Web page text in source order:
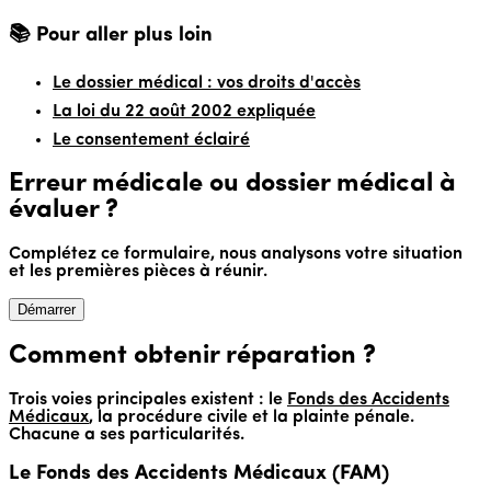
📚 Pour aller plus loin
Le dossier médical : vos droits d'accès
La loi du 22 août 2002 expliquée
Le consentement éclairé
Erreur médicale ou dossier médical à
évaluer ?
Complétez ce formulaire, nous analysons votre situation
et les premières pièces à réunir.
Démarrer
Comment obtenir réparation ?
Trois voies principales existent : le Fonds des Accidents
Médicaux, la procédure civile et la plainte pénale.
Chacune a ses particularités.
Le Fonds des Accidents Médicaux (FAM)